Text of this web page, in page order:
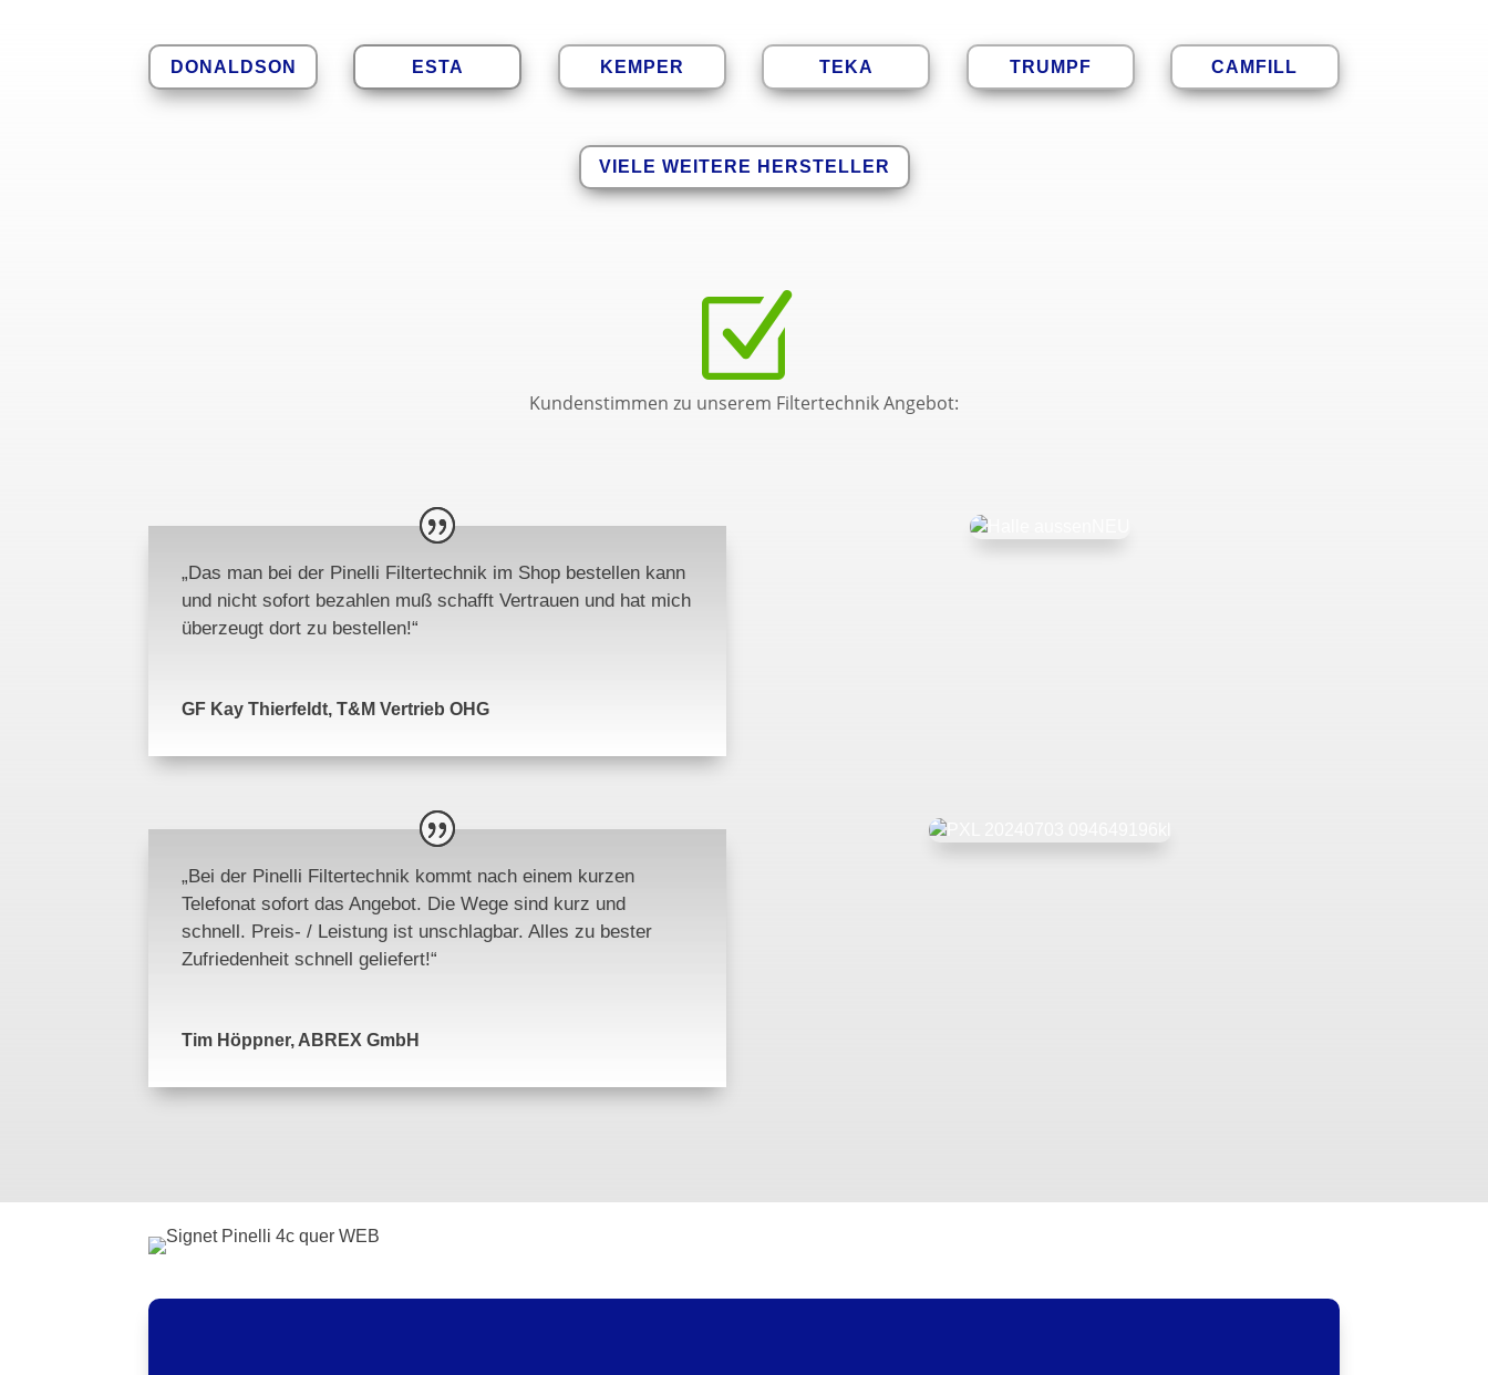
DONALDSON ESTA KEMPER TEKA TRUMPF CAMFILL
VIELE WEITERE HERSTELLER
Z
Kundenstimmen zu unserem Filtertechnik Angebot:
„Das man bei der Pinelli Filtertechnik im Shop bestellen kann
und nicht sofort bezahlen muß schafft Vertrauen und hat mich
überzeugt dort zu bestellen!“
GF Kay Thierfeldt, T&M Vertrieb OHG
„Bei der Pinelli Filtertechnik kommt nach einem kurzen
Telefonat sofort das Angebot. Die Wege sind kurz und
schnell. Preis- / Leistung ist unschlagbar. Alles zu bester
Zufriedenheit schnell geliefert!“
Tim Höppner, ABREX GmbH